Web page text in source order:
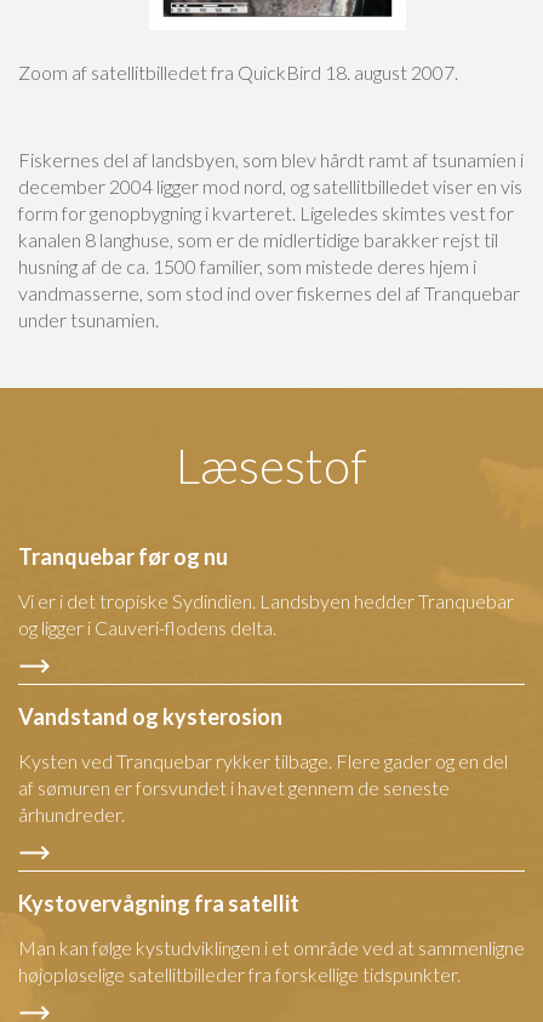
Zoom af satellitbilledet fra QuickBird 18. august 2007.
Fiskernes del af landsbyen, som blev hårdt ramt af tsunamien i
december 2004 ligger mod nord, og satellitbilledet viser en vis
form for genopbygning i kvarteret. Ligeledes skimtes vest for
kanalen 8 langhuse, som er de midlertidige barakker rejst til
husning af de ca. 1500 familier, som mistede deres hjem i
vandmasserne, som stod ind over fiskernes del af Tranquebar
under tsunamien.
Læsestof
Tranquebar før og nu
Vi er i det tropiske Sydindien. Landsbyen hedder Tranquebar
og ligger i Cauveri-flodens delta.
Vandstand og kysterosion
Kysten ved Tranquebar rykker tilbage. Flere gader og en del
af sømuren er forsvundet i havet gennem de seneste
århundreder.
Kystovervågning fra satellit
Man kan følge kystudviklingen i et område ved at sammenligne
højopløselige satellitbilleder fra forskellige tidspunkter.